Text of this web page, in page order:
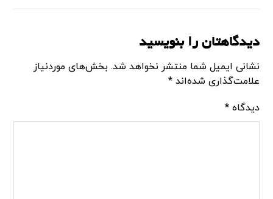
دیدگاهتان را بنویسید
نشانی ایمیل شما منتشر نخواهد شد. بخش‌های موردنیاز
علامت‌گذاری شده‌اند*
دیدگاه*